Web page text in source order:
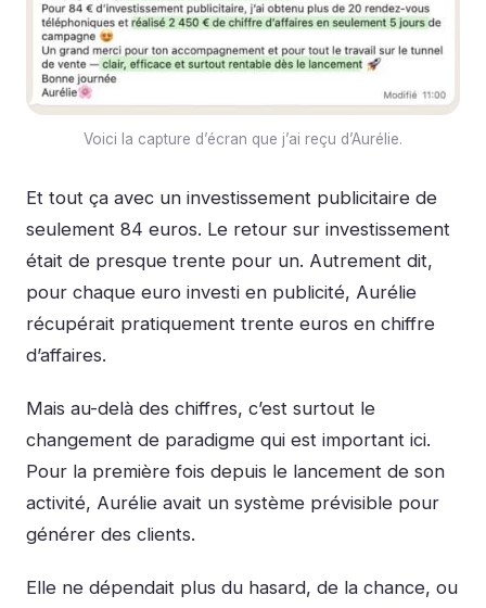
Voici la capture d’écran que j’ai reçu d’Aurélie.
Et tout ça avec un investissement publicitaire de
seulement 84 euros. Le retour sur investissement
était de presque trente pour un. Autrement dit,
pour chaque euro investi en publicité, Aurélie
récupérait pratiquement trente euros en chiffre
d’affaires.
Mais au-delà des chiffres, c’est surtout le
changement de paradigme qui est important ici.
Pour la première fois depuis le lancement de son
activité, Aurélie avait un système prévisible pour
générer des clients.
Elle ne dépendait plus du hasard, de la chance, ou